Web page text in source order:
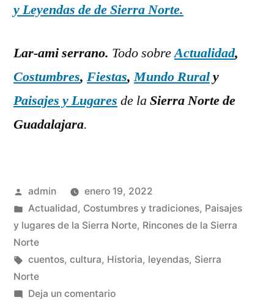
y Leyendas de de Sierra Norte.
Lar-ami serrano. Todo sobreActualidad,
Costumbres, Fiestas,Mundo Ruraly
Paisajes y Lugares de la Sierra Norte de
Guadalajara.
Publicado
por
admin
enero 19, 2022
Publicado
en
Actualidad, Costumbres y tradiciones, Paisajes
y lugares de la Sierra Norte, Rincones de la Sierra
Norte
Etiquetas:
cuentos, cultura, Historia, leyendas, Sierra
Norte
Deja un comentarioen